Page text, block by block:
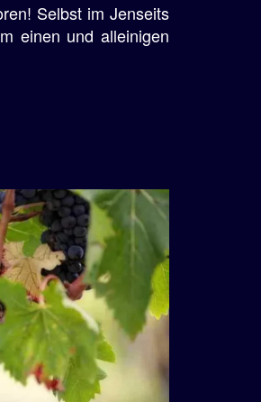
Selbst im Jenseits
einen und alleinigen